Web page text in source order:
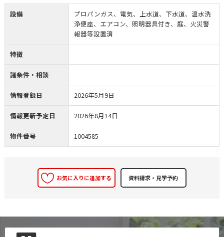
設備
プロパンガス、電気、上水道、下水道、温水洗
浄便座、エアコン、照明器具付き、庭、火災警
報器等設置済
特徴
諸条件・相談
情報登録日 2026年5月9日
情報更新予定日 2026年8月14日
物件番号 1004585
お気に入りに追加する